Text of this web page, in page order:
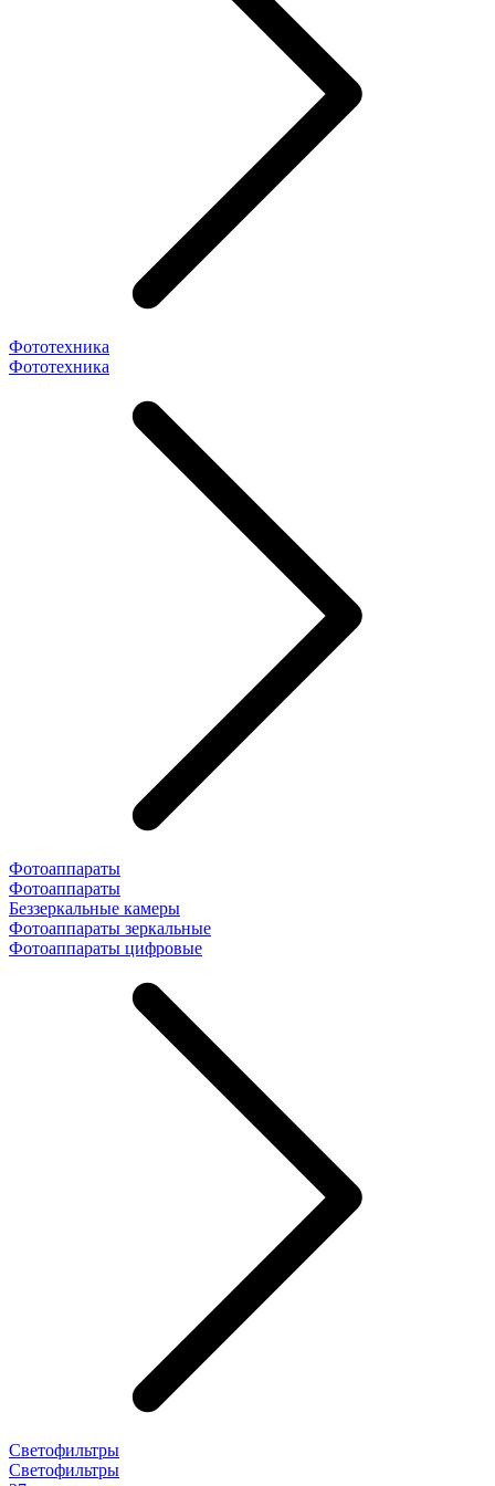
Фототехника
Фототехника
Фотоаппараты
Фотоаппараты
Беззеркальные камеры
Фотоаппараты зеркальные
Фотоаппараты цифровые
Светофильтры
Светофильтры